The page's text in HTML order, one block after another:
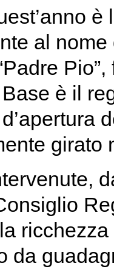
al
è il
girato
da